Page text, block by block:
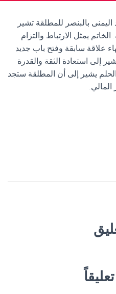
بالبنصر للمطلقة تشير
الخاتم يمثل الارتباط والتزام
علاقة سابقة وفتح باب جديد
إلى استعادة الثقة والقدرة
يشير إلى أن المطلقة ستجد
المالي.